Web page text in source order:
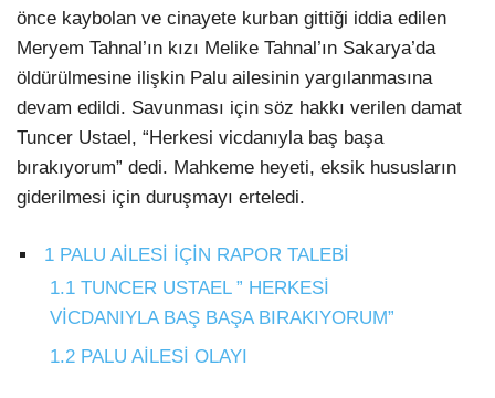
Şifremi Unuttum
Şifremi Yenile
Son Dakika
Üye Giriş
Üye Kayıt
Yayınlar
Yazarlar
Yazı Düzenle
Yorumlarım
KÖŞE YAZILARI
VIDEO GALERI
RÖPORTAJ
RESMI İLANLAR
önce kaybolan ve cinayete kurban gittiği iddia edilen
Meryem Tahnal’ın kızı Melike Tahnal’ın Sakarya’da
öldürülmesine ilişkin Palu ailesinin yargılanmasına
devam edildi. Savunması için söz hakkı verilen damat
Tuncer Ustael, “Herkesi vicdanıyla baş başa
bırakıyorum” dedi. Mahkeme heyeti, eksik hususların
giderilmesi için duruşmayı erteledi.
1 PALU AİLESİ İÇİN RAPOR TALEBİ
1.1 TUNCER USTAEL ” HERKESİ
VİCDANIYLA BAŞ BAŞA BIRAKIYORUM”
1.2 PALU AİLESİ OLAYI